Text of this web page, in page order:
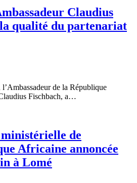
Claudius
qualité du partenariat
de la République
Fischbach, a…
de
Africaine annoncée
à Lomé